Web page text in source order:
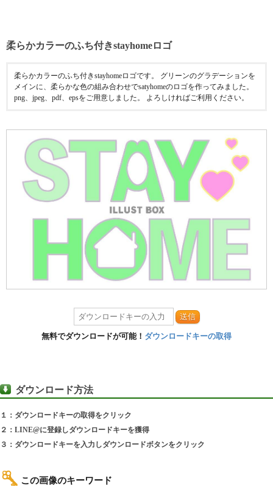
柔らかカラーのふち付きstayhomeロゴ
柔らかカラーのふち付きstayhomeロゴです。 グリーンのグラデーションを
メインに、柔らかな色の組み合わせでsatyhomeのロゴを作ってみました。
png、jpeg、pdf、epsをご用意しました。 よろしければご利用ください。
送信
無料でダウンロードが可能！ ダウンロードキーの取得
ダウンロード方法
１：ダウンロードキーの取得をクリック
２：LINE@に登録しダウンロードキーを獲得
３：ダウンロードキーを入力しダウンロードボタンをクリック
この画像のキーワード